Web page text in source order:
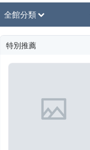
全館分類
特別推薦